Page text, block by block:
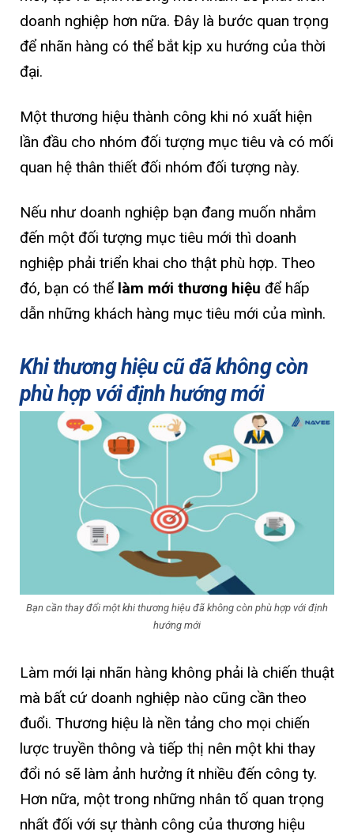
doanh nghiệp hơn nữa. Đây là bước quan trọng
để nhãn hàng có thể bắt kịp xu hướng của thời
đại.
Một thương hiệu thành công khi nó xuất hiện
lần đầu cho nhóm đối tượng mục tiêu và có mối
quan hệ thân thiết đối nhóm đối tượng này.
Nếu như doanh nghiệp bạn đang muốn nhắm
đến một đối tượng mục tiêu mới thì doanh
nghiệp phải triển khai cho thật phù hợp. Theo
đó, bạn có thể làm mới thương hiệu để hấp
dẫn những khách hàng mục tiêu mới của mình.
Khi thương hiệu cũ đã không còn
phù hợp với định hướng mới
Bạn cần thay đổi một khi thương hiệu đã không còn phù hợp với định
hướng mới
Làm mới lại nhãn hàng không phải là chiến thuật
mà bất cứ doanh nghiệp nào cũng cần theo
đuổi. Thương hiệu là nền tảng cho mọi chiến
lược truyền thông và tiếp thị nên một khi thay
đổi nó sẽ làm ảnh hưởng ít nhiều đến công ty.
Hơn nữa, một trong những nhân tố quan trọng
nhất đối với sự thành công của thương hiệu